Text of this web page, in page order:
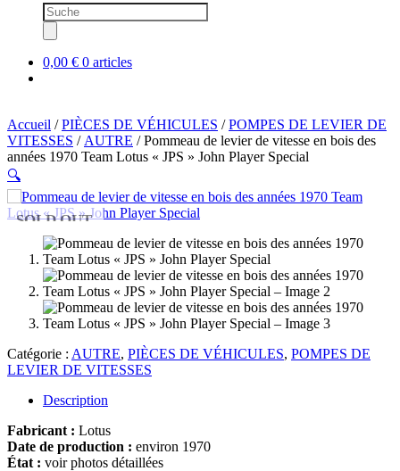
Recherche
de
produits
0,00 € 0 articles
Accueil /PIÈCES DE VÉHICULES /POMPES DE LEVIER DE
VITESSES / AUTRE / Pommeau de levier de vitesse en bois des
années 1970 Team Lotus « JPS » John Player Special
🔍
SOLD OUT
Catégorie : AUTRE, PIÈCES DE VÉHICULES, POMPES DE
LEVIER DE VITESSES
Description
Fabricant : Lotus
Date de production : environ 1970
État : voir photos détaillées